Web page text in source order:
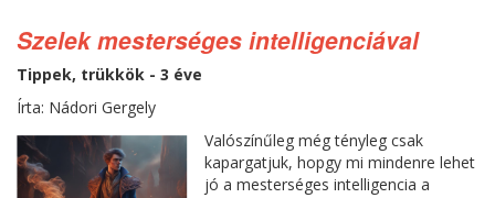
Szelek mesterséges intelligenciával
Tippek, trükkök - 3 éve
Írta: Nádori Gergely
Valószínűleg még tényleg csak
kapargatjuk, hopgy mi mindenre lehet
jó a mesterséges intelligencia a